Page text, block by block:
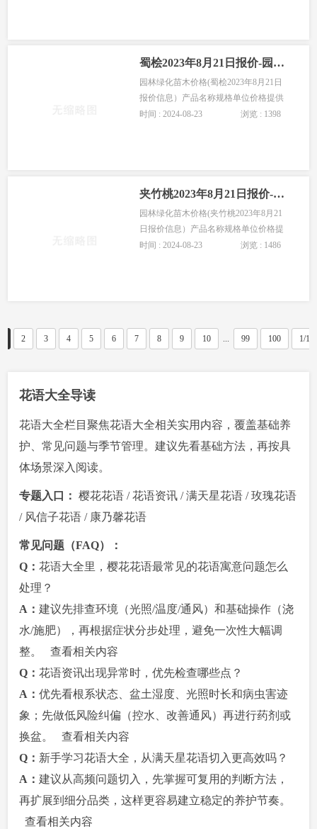
蜀桧2023年8月21日报价-园林苗木蜀桧价格
园林绿化苗木价格(蜀桧2023年8月21日
报价信息）产品名称规格单位价格提供
商高度:80cm 棵6高度:160cm 冠幅:45cm
时间 : 2024-08-23 浏览 : 1398
夹竹桃2023年8月21日报价-园林苗木夹竹桃价格
园林绿化苗木价格(夹竹桃2023年8月21
日报价信息）产品名称规格单位价格提
供商地径:1cm 株1.17棵1.2繁殖方式:扦插
时间 : 2024-08-23 浏览 : 1486
2 3 4 5 6 7 8 9 10 ... 99 100 1/
花语大全导读
花语大全栏目聚焦花语大全相关实用内容，覆盖基础养
护、常见问题与季节管理。建议先看基础方法，再按具
体场景深入阅读。
专题入口： 樱花花语 /花语资讯 /满天星花语 /玫瑰花语
/ 风信子花语 / 康乃馨花语
常见问题（FAQ）：
Q：花语大全里，樱花花语最常见的花语寓意问题怎么
处理？
A：建议先排查环境（光照/温度/通风）和基础操作（浇
水/施肥），再根据症状分步处理，避免一次性大幅调
整。
查看相关内容
Q：花语资讯出现异常时，优先检查哪些点？
A：优先看根系状态、盆土湿度、光照时长和病虫害迹
象；先做低风险纠偏（控水、改善通风）再进行药剂或
换盆。
查看相关内容
Q： 新手学习花语大全，从满天星花语切入更高效吗？
A：建议从高频问题切入，先掌握可复用的判断方法，
再扩展到细分品类，这样更容易建立稳定的养护节奏。
查看相关内容